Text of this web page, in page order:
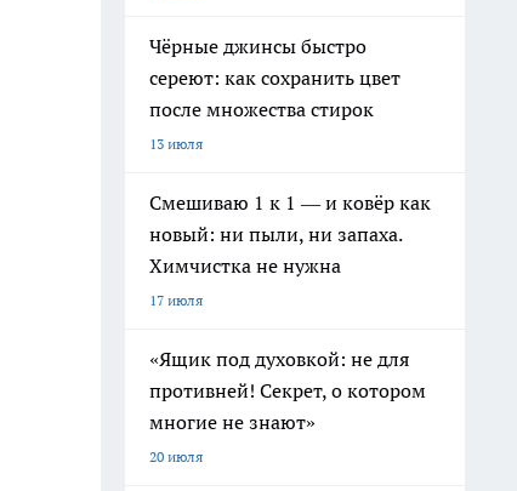
Чёрные джинсы быстро
сереют: как сохранить цвет
после множества стирок
13 июля
Смешиваю 1 к 1 — и ковёр как
новый: ни пыли, ни запаха.
Химчистка не нужна
17 июля
«Ящик под духовкой: не для
противней! Секрет, о котором
многие не знают»
20 июля